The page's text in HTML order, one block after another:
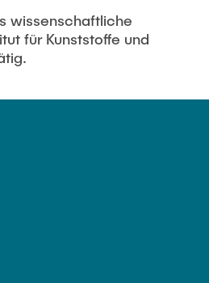
wissenschaftliche
für Kunststoffe und